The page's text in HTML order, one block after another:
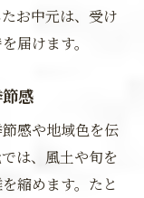
お中元は、受け
届けます。
感
感や地域色を伝
は、風土や旬を
縮めます。たと